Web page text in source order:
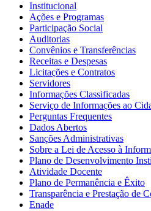
Institucional
Ações e Programas
Participação Social
Auditorias
Convênios e Transferências
Receitas e Despesas
Licitações e Contratos
Servidores
Informações Classificadas
Serviço de Informações ao
Perguntas Frequentes
Dados Abertos
Sanções Administrativas
Sobre a Lei de Acesso à
Plano de Desenvolvimento
Atividade Docente
Plano de Permanência e Êxito
Transparência e Prestação de
Enade